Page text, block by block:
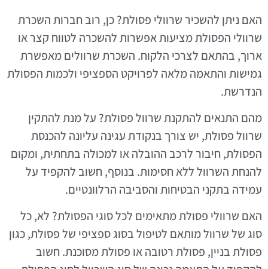
האם ניתן להשכיר שרוולי פסולת? כן, רוב חברות השכרת
שרוולי הפסולת מציעות אפשרות להשכרה לטווח קצר או
ארוך, בהתאם לצרכי הלקוח. השכרת שרוולים מאפשרת
גמישות והתאמה מלאה לפרויקט הספציפי ולכמות הפסולת
הנדרשת.
מהם התנאים להתקנת שרוול פסולת? על מנת להתקין
שרוול פסולת, יש צורך בנקודת עגינה עליונה להכנסת
הפסולת, חיבור לרכב ההובלה או למכולה בתחתית, ומקום
להנחת השרוול ללא חסימות. בנוסף, חשוב להקפיד על
עמידה בתקני הבטיחות והסביבה הרלוונטיים.
האם שרוולי פסולת מתאימים לכל סוגי הפסולת? לא, כל
סוג של שרוול מותאם לטיפול בסוג ספציפי של פסולת, כגון
פסולת בניין, פסולת רטובה או פסולת מסוכנת. חשוב